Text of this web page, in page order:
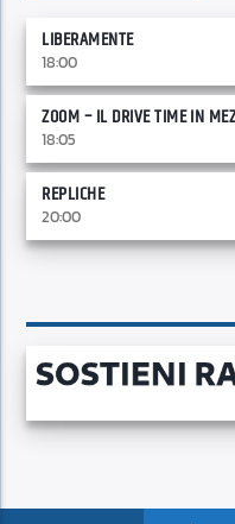
LIBERAMENTE
18:00
ZOOM – IL DRIVE TIME IN
18:05
REPLICHE
20:00